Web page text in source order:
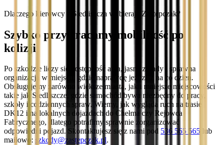
Dlaczego kierowcy z Siedliszcza wybierają Zastępczak?
Szybko przywracamy mobilność po
kolizji
Po szkodzie liczy się dostępność auta, jasne zasady i sprawna
organizacja w miejscu, gdzie naprawdę jeździsz na co dzień.
Obsługujemy zarówno większe miasta, jak i mniejsze miejscowości
takie jak Siedliszcze, gdzie samochód bywa niezbędny do pracy,
szkoły i codziennych spraw. Wiemy, jak wygląda ruch na trasie
DK12 i na lokalnych dojazdach do Chełma czy Rejowca
Fabrycznego, dlatego potrafimy sprawnie zorganizować
odpowiedni pojazd. Skontaktujesz się z nami pod 536 565 565 lub
mailowo: szkody@zastepczak.pl.